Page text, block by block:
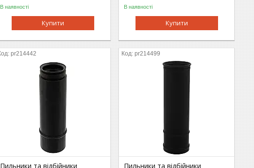
В наявності
Купити
В наявності
Купити
pr214442
Пильники та відбійники
pr214499
Пильники та відбійники